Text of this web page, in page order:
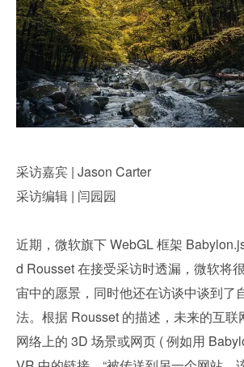
采访嘉宾 | Jason Carter
采访编辑 | 闫园园
近期，微软旗下 WebGL 框架
d Rousset 在接受采访时透漏，微软将
宙中的愿景，同时他还在访谈中谈到了
法。根据 Rousset 的描述，未来的互联
网络上的 3D 场景或网页 ( 例如用